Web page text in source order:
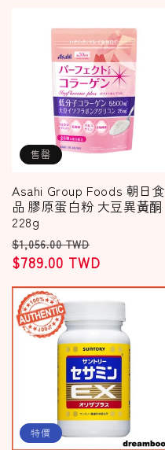
售罄
Asahi Group Foods 朝日食
品 膠原蛋白粉 大豆異黃酮
228g
定
價
$1,056.00 TWD
價
$789.00 TWD
特價